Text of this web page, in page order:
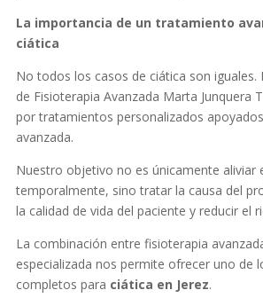
La importancia de un tratamiento
ciática
No todos los casos de ciática son iguales.
de Fisioterapia Avanzada Marta Junquera
por tratamientos personalizados
avanzada.
Nuestro objetivo no es únicamente aliviar
temporalmente, sino tratar la causa del
la calidad de vida del paciente y reducir el
La combinación entre fisioterapia
especializada nos permite ofrecer uno de
completos para ciática en Jerez.